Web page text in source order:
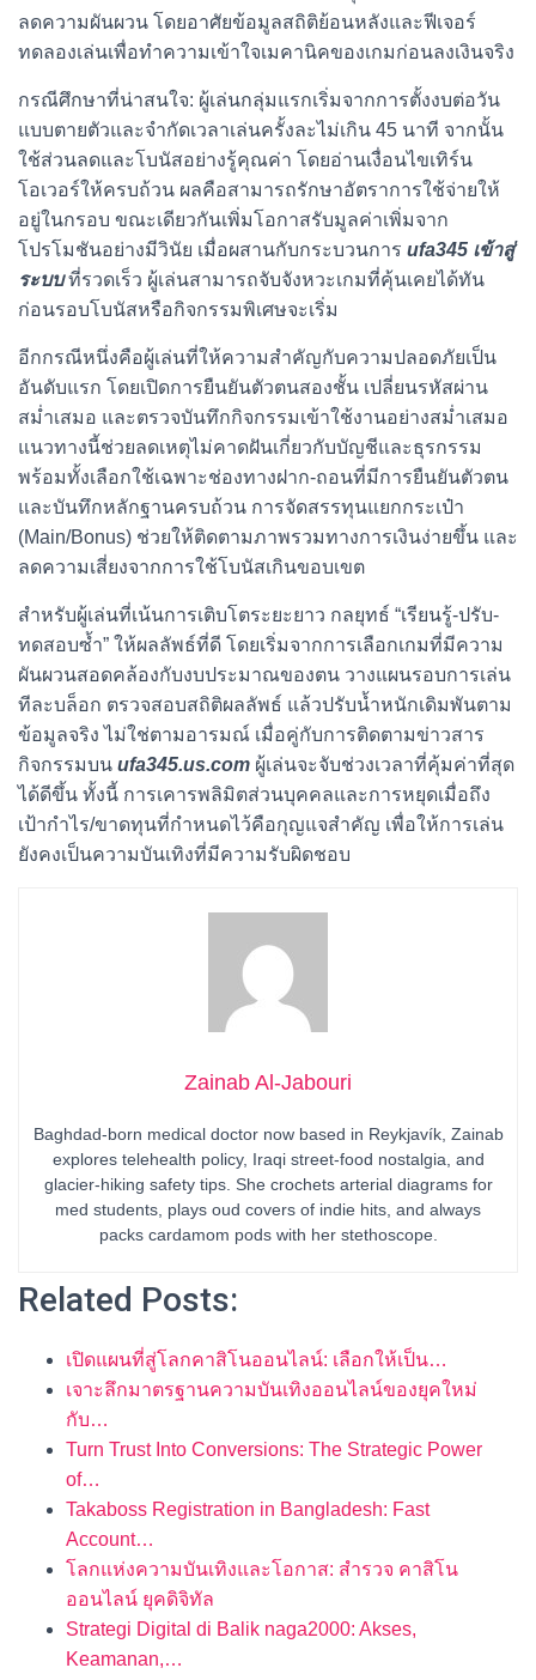
ลดความผันผวน โดยอาศัยข้อมูลสถิติย้อนหลังและฟีเจอร์
ทดลองเล่นเพื่อทำความเข้าใจเมคานิคของเกมก่อนลงเงินจริง
กรณีศึกษาที่น่าสนใจ: ผู้เล่นกลุ่มแรกเริ่มจากการตั้งงบต่อวัน
แบบตายตัวและจำกัดเวลาเล่นครั้งละไม่เกิน 45 นาที จากนั้น
ใช้ส่วนลดและโบนัสอย่างรู้คุณค่า โดยอ่านเงื่อนไขเทิร์น
โอเวอร์ให้ครบถ้วน ผลคือสามารถรักษาอัตราการใช้จ่ายให้
อยู่ในกรอบ ขณะเดียวกันเพิ่มโอกาสรับมูลค่าเพิ่มจาก
โปรโมชันอย่างมีวินัย เมื่อผสานกับกระบวนการ ufa345 เข้าสู่
ระบบที่รวดเร็ว ผู้เล่นสามารถจับจังหวะเกมที่คุ้นเคยได้ทัน
ก่อนรอบโบนัสหรือกิจกรรมพิเศษจะเริ่ม
อีกกรณีหนึ่งคือผู้เล่นที่ให้ความสำคัญกับความปลอดภัยเป็น
อันดับแรก โดยเปิดการยืนยันตัวตนสองชั้น เปลี่ยนรหัสผ่าน
สม่ำเสมอ และตรวจบันทึกกิจกรรมเข้าใช้งานอย่างสม่ำเสมอ
แนวทางนี้ช่วยลดเหตุไม่คาดฝันเกี่ยวกับบัญชีและธุรกรรม
พร้อมทั้งเลือกใช้เฉพาะช่องทางฝาก-ถอนที่มีการยืนยันตัวตน
และบันทึกหลักฐานครบถ้วน การจัดสรรทุนแยกกระเป๋า
(Main/Bonus) ช่วยให้ติดตามภาพรวมทางการเงินง่ายขึ้น และ
ลดความเสี่ยงจากการใช้โบนัสเกินขอบเขต
สำหรับผู้เล่นที่เน้นการเติบโตระยะยาว กลยุทธ์ “เรียนรู้-ปรับ-
ทดสอบซ้ำ” ให้ผลลัพธ์ที่ดี โดยเริ่มจากการเลือกเกมที่มีความ
ผันผวนสอดคล้องกับงบประมาณของตน วางแผนรอบการเล่น
ทีละบล็อก ตรวจสอบสถิติผลลัพธ์ แล้วปรับน้ำหนักเดิมพันตาม
ข้อมูลจริง ไม่ใช่ตามอารมณ์ เมื่อคู่กับการติดตามข่าวสาร
กิจกรรมบน ufa345.us.com ผู้เล่นจะจับช่วงเวลาที่คุ้มค่าที่สุด
ได้ดีขึ้น ทั้งนี้ การเคารพลิมิตส่วนบุคคลและการหยุดเมื่อถึง
เป้ากำไร/ขาดทุนที่กำหนดไว้คือกุญแจสำคัญ เพื่อให้การเล่น
ยังคงเป็นความบันเทิงที่มีความรับผิดชอบ
Zainab Al-Jabouri
Baghdad-born medical doctor now based in Reykjavík, Zainab
explores telehealth policy, Iraqi street-food nostalgia, and
glacier-hiking safety tips. She crochets arterial diagrams for
med students, plays oud covers of indie hits, and always
packs cardamom pods with her stethoscope.
Related Posts:
เปิดแผนที่สู่โลกคาสิโนออนไลน์: เลือกให้เป็น…
เจาะลึกมาตรฐานความบันเทิงออนไลน์ของยุคใหม่
กับ…
Turn Trust Into Conversions: The Strategic Power
of…
Takaboss Registration in Bangladesh: Fast
Account…
โลกแห่งความบันเทิงและโอกาส: สำรวจ คาสิโน
ออนไลน์ ยุคดิจิทัล
Strategi Digital di Balik naga2000: Akses,
Keamanan,…